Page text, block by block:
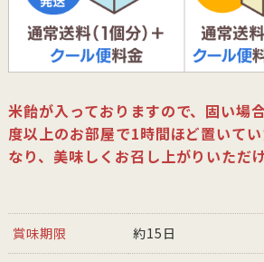
米飴が入っておりますので、固い場
度以上のお部屋で1時間ほど置いて
なり、美味しくお召し上がりいただけ
賞味期限 約15日